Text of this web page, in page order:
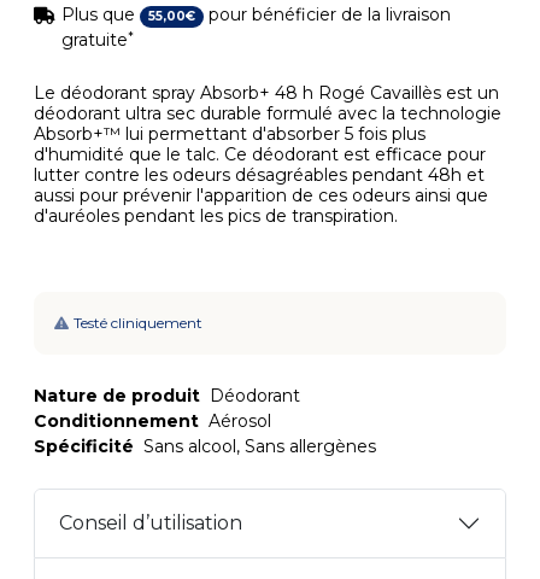
Le déodorant spray Absorb+ 48 h Rogé Cavaillès est un
déodorant ultra sec durable formulé avec la technologie
Absorb+™ lui permettant d'absorber 5 fois plus
d'humidité que le talc. Ce déodorant est efficace pour
lutter contre les odeurs désagréables pendant 48h et
aussi pour prévenir l'apparition de ces odeurs ainsi que
d'auréoles pendant les pics de transpiration.
Plus que
55,00€ pour bénéficier de la livraison
gratuite*
Testé cliniquement
Nature de produit Déodorant
Conditionnement Aérosol
Spécificité Sans alcool, Sans allergènes
Conseil d’utilisation